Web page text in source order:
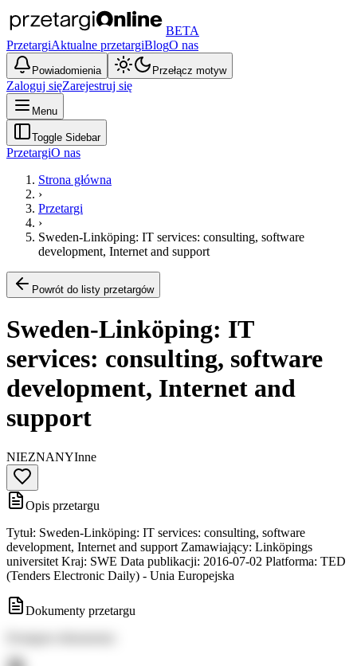
BETA
PrzetargiAktualne przetargiBlogO nas
Powiadomienia Przełącz motyw
Zaloguj sięZarejestruj się
Menu
Toggle Sidebar
PrzetargiO nas
Strona główna
›
Przetargi
›
Sweden-Linköping: IT services: consulting, software
development, Internet and support
Powrót do listy przetargów
Sweden-Linköping: IT
services: consulting, software
development, Internet and
support
NIEZNANYInne
Opis przetargu
Tytuł: Sweden-Linköping: IT services: consulting, software
development, Internet and support Zamawiający: Linköpings
universitet Kraj: SWE Data publikacji: 2016-07-02 Platforma: TED
(Tenders Electronic Daily) - Unia Europejska
Dokumenty przetargu